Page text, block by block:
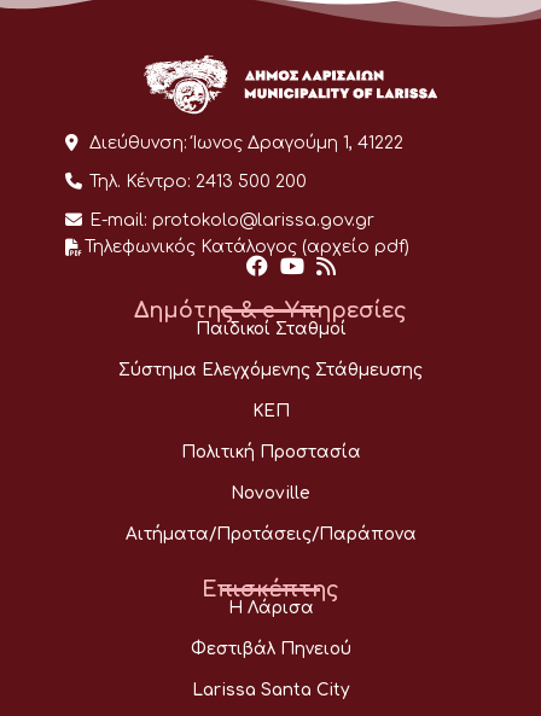
Διεύθυνση: Ίωνος Δραγούμη 1, 41222
Τηλ. Κέντρο: 2413 500 200
E-mail: protokolo@larissa.gov.gr
Τηλεφωνικός Κατάλογος (αρχείο pdf)
Δημότης & e-Υπηρεσίες
Παιδικοί Σταθμοί
Σύστημα Ελεγχόμενης Στάθμευσης
ΚΕΠ
Πολιτική Προστασία
Novoville
Αιτήματα/Προτάσεις/Παράπονα
Επισκέπτης
Η Λάρισα
Φεστιβάλ Πηνειού
Larissa Santa City